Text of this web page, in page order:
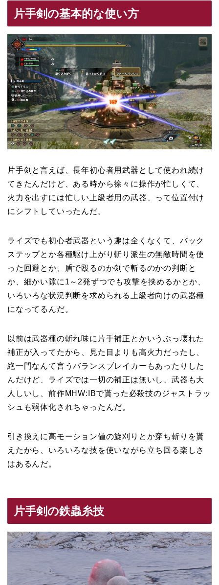
片手剣の基本的な使い方
片手剣と言えば、長年初心者用武器として使われ続け
てきたんだけど、ある時から徐々に操作が忙しくて、
火力を出すには忙しい上級者用の武器、って位置付け
にシフトしていったんだ。
ライズでも初心者武器という趣は全くなくて、バック
ステップとか各種駆け上がり斬り派生の無敵時間を使
った回避とか、盾で殴るのか剣で斬るのかの判断と
か、細かい隙に1～2発ずつでも攻撃を挟めるかとか、
いろいろな状況判断を求められる上級者向けの武器種
になってるんだ。
以前は武器種の斬れ味に片手補正とかいうぶっ壊れた
補正が入ってたから、見た目よりも高火力だったし、
絶一門なんて言うバランスブレイカーもあったりした
んだけど、ライズでは一切の補正は無いし、武器も大
人しいし、前作MHW:IBで貰った必殺技のジャストラッ
シュも弱体化されちゃったんだ。
引き換えに高モーション値の旋刈りとか穿ち斬りを貰
えたから、いろいろな技を使いながら立ち回る楽しさ
はあるんだ。
片手剣の鉄蟲糸技